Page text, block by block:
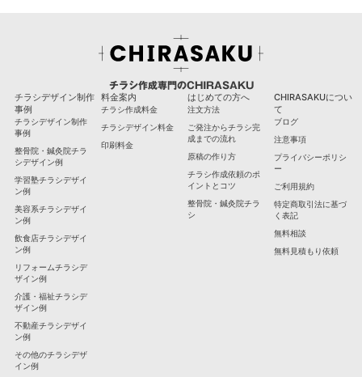
チラシ作成専門のCHIRASAKU
チラシデザイン制作
事例
チラシデザイン制作
事例
整骨院・鍼灸院チラ
シデザイン例
学習塾チラシデザイ
ン例
美容系チラシデザイ
ン例
飲食店チラシデザイ
ン例
リフォームチラシデ
ザイン例
介護・福祉チラシデ
ザイン例
不動産チラシデザイ
ン例
その他のチラシデザ
イン例
料金案内
チラシ作成料金
チラシデザイン料金
印刷料金
はじめての方へ
注文方法
ご発注からチラシ完
成までの流れ
原稿の作り方
チラシ作成依頼のポ
イントとコツ
整骨院・鍼灸院チラ
シ
CHIRASAKUについ
て
ブログ
注意事項
プライバシーポリシ
ー
ご利用規約
特定商取引法に基づ
く表記
無料相談
無料見積もり依頼